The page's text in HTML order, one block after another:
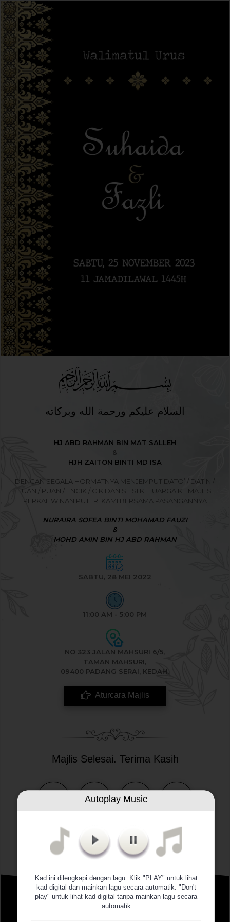
Autoplay Music
Kad ini dilengkapi dengan lagu. Klik "PLAY" untuk lihat
kad digital dan mainkan lagu secara automatik. "Don't
play" untuk lihat kad digital tanpa mainkan lagu secara
automatik
السلام عليكم ورحمة الله وبركاته
HJ ABD RAHMAN BIN MAT SALLEH
&
HJH ZAITON BINTI MD ISA
DENGAN SEGALA HORMATNYA MENJEMPUT DATO’ / DATIN /
TUAN / PUAN / ENCIK / CIK DAN SEISI KELUARGA KE MAJLIS
PERKAHWINAN PUTERI KAMI BERSAMA PASANGANNYA
NURAIRA SOFEA BINTI MOHAMAD FAUZI
&
MOHD AMIN BIN HJ ABD RAHMAN
SABTU, 28 MEI 2022
11:00 AM - 5:00 PM
NO 323 JALAN MAHSURI 6/5,
TAMAN MAHSURI,
09400 PADANG SERAI, KEDAH.
Aturcara Majlis
Majlis Selesai. Terima Kasih
00 00
Cerita Cinta